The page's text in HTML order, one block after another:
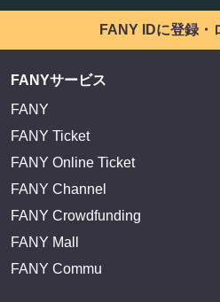
FANY IDに登録・
FANYサービス
FANY
FANY Ticket
FANY Online Ticket
FANY Channel
FANY Crowdfunding
FANY Mall
FANY Commu